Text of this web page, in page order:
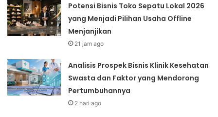
Potensi Bisnis Toko Sepatu Lokal 2026
yang Menjadi Pilihan Usaha Offline
Menjanjikan
21 jam ago
Analisis Prospek Bisnis Klinik Kesehatan
Swasta dan Faktor yang Mendorong
Pertumbuhannya
2 hari ago